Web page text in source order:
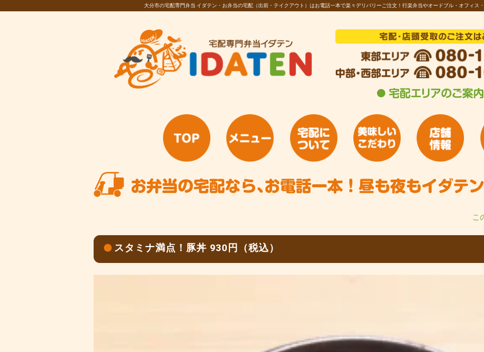
大分市の宅配専門弁当 イダテン・お弁当の宅配（出前・テイクアウト）はお電話一本で楽々デリバリーご注文！行楽弁当やオードブル・オフィス
こ
スタミナ満点！豚丼 930円（税込）